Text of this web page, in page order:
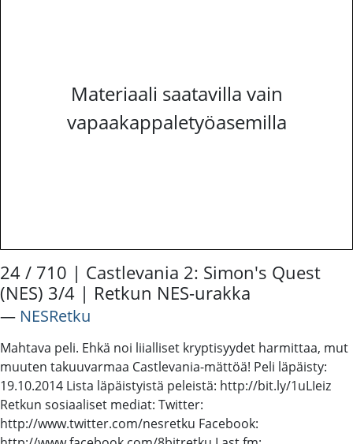
Materiaali saatavilla vain
vapaakappaletyöasemilla
24 / 710 | Castlevania 2: Simon's Quest
(NES) 3/4 | Retkun NES-urakka
― NESRetku
Mahtava peli. Ehkä noi liialliset kryptisyydet harmittaa, mut
muuten takuuvarmaa Castlevania-mättöä! Peli läpäisty:
19.10.2014 Lista läpäistyistä peleistä: http://bit.ly/1uLIeiz
Retkun sosiaaliset mediat: Twitter:
http://www.twitter.com/nesretku Facebook: